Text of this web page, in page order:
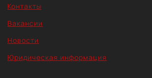
Контакты
Вакансии
Новости
Юридическая информация